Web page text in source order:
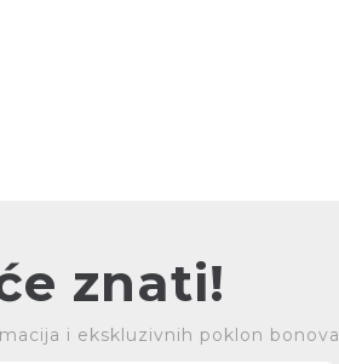
znati!
i ekskluzivnih poklon bonova